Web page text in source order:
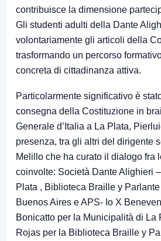
contribuisce la dimensione
Gli studenti adulti della Dante
volontariamente gli articoli della
trasformando un percorso
concreta di cittadinanza attiva.
Particolarmente significativo è
consegna della Costituzione in
Generale d’Italia a La Plata,
presenza, tra gli altri del dirigente
Melillo che ha curato il dialogo fra
coinvolte: Società Dante Alighieri
Plata , Biblioteca Braille y
Buenos Aires e APS- Io X
Bonicatto per la Municipalità di La
Rojas per la Biblioteca Braille y